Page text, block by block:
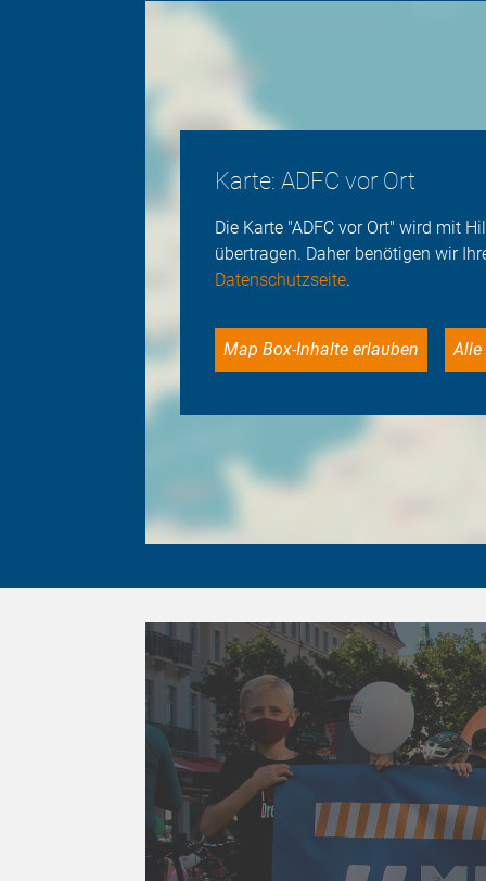
Karte: ADFC vor Ort
Die Karte "ADFC vor Ort" wird mit
übertragen. Daher benötigen wir
Datenschutzseite.
Map Box-Inhalte erlauben